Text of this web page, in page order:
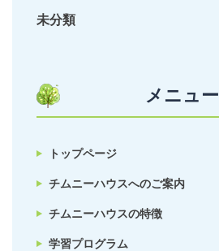
未分類
メニュー
トップページ
チムニーハウスへのご案内
チムニーハウスの特徴
学習プログラム